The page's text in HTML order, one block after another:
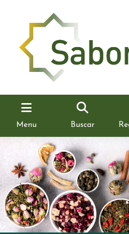
Menu Buscar